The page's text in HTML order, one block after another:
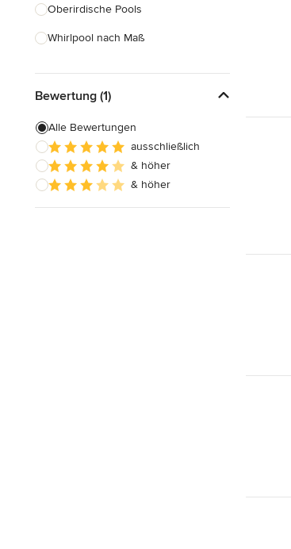
Oberirdische Pools
Whirlpool nach Maß
Poolsanierung
Alle anzeigen
Bewertung (1)
Alle Bewertungen
ausschließlich
& höher
& höher